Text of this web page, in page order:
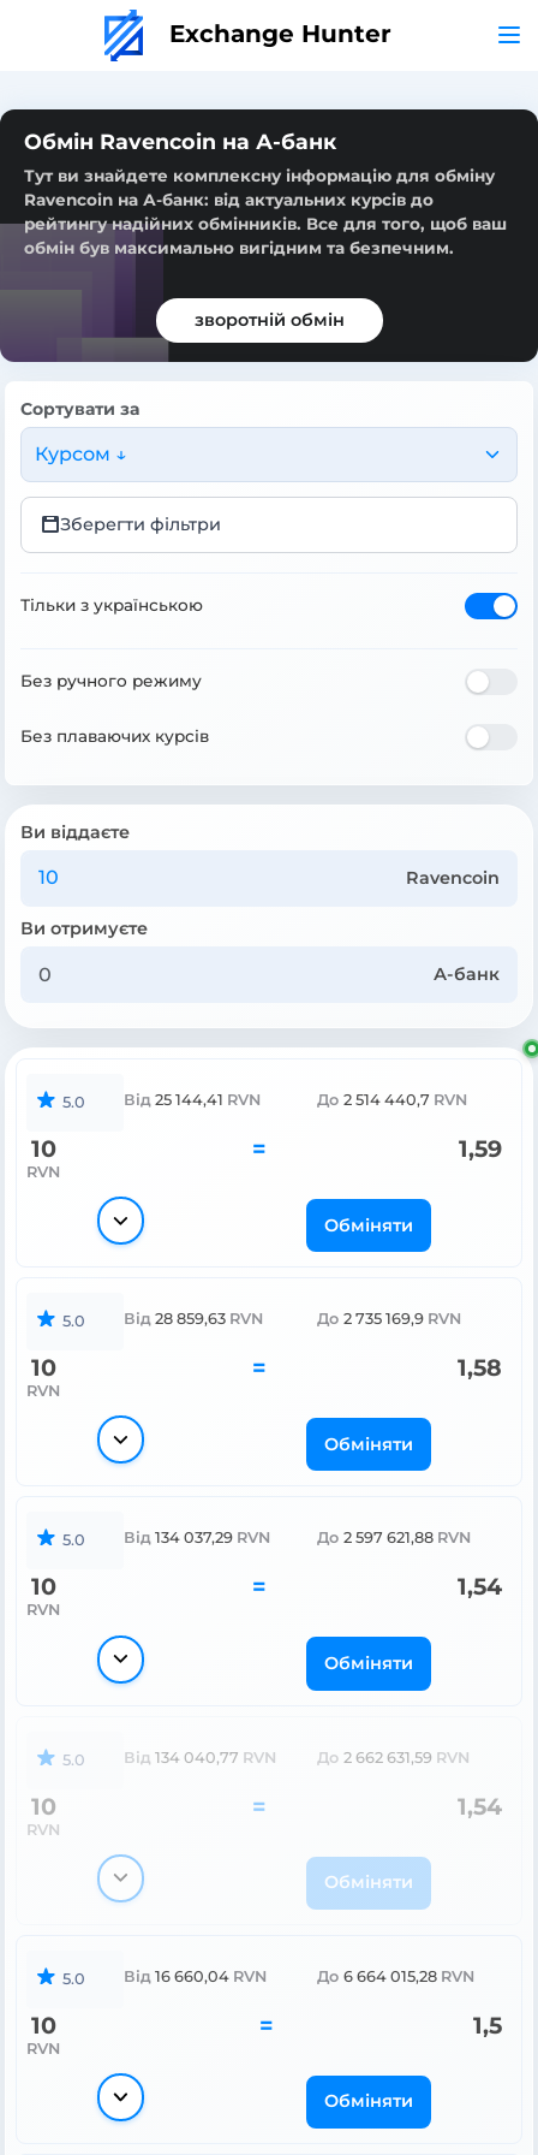
Exchange Hunter
Обмін Ravencoin на А-банк
Тут ви знайдете комплексну інформацію для обміну
Ravencoin на А-банк: від актуальних курсів до
рейтингу надійних обмінників. Все для того, щоб ваш
обмін був максимально вигідним та безпечним.
зворотній обмін
Сортувати за
Курсом ↓
Зберегти фільтри
Тільки з українською
Без ручного режиму
Без плаваючих курсів
Ви віддаєте
Ravencoin
Ви отримуєте
А-банк
5.0 Від 25 144,41 RVN До 2 514 440,7 RVN
10
RVN
= 1,59
Обміняти
5.0 Від 28 859,63 RVN До 2 735 169,9 RVN
10
RVN
= 1,58
Обміняти
5.0 Від 134 037,29 RVN До 2 597 621,88 RVN
10
RVN
= 1,54
Обміняти
5.0 Від 134 040,77 RVN До 2 662 631,59 RVN
10
RVN
= 1,54
Обміняти
5.0 Від 16 660,04 RVN До 6 664 015,28 RVN
10
RVN
= 1,5
Обміняти